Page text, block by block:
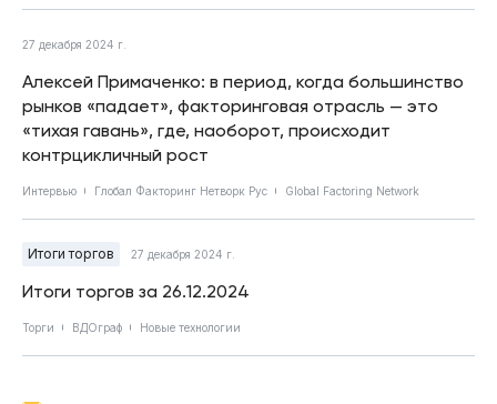
27 декабря 2024 г.
Алексей Примаченко: в период, когда большинство
рынков «падает», факторинговая отрасль — это
«тихая гавань», где, наоборот, происходит
контрцикличный рост
Интервью Глобал Факторинг Нетворк Рус Global Factoring Network
Итоги торгов 27 декабря 2024 г.
Итоги торгов за 26.12.2024
Торги ВДОграф Новые технологии